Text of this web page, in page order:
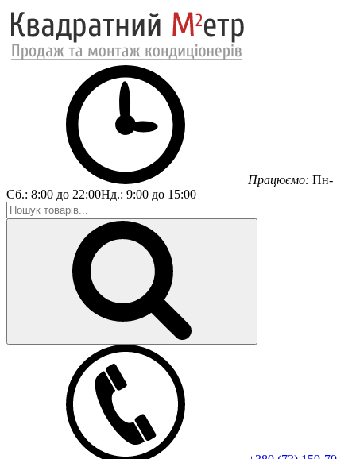
Працюємо: Пн-
Сб.: 8:00 до 22:00Нд.: 9:00 до 15:00